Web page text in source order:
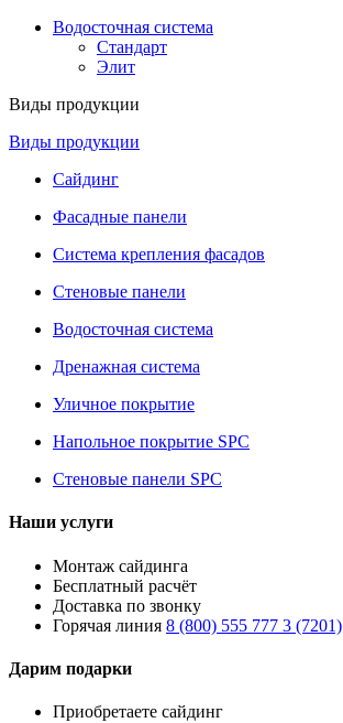
Водосточная система
Стандарт
Элит
Виды продукции
Виды продукции
Сайдинг
Фасадные панели
Система крепления фасадов
Стеновые панели
Водосточная система
Дренажная система
Уличное покрытие
Напольное покрытие SPC
Стеновые панели SPC
Наши услуги
Монтаж сайдинга
Бесплатный расчёт
Доставка по звонку
Горячая линия 8 (800) 555 777 3 (7201)
Дарим подарки
Приобретаете сайдинг